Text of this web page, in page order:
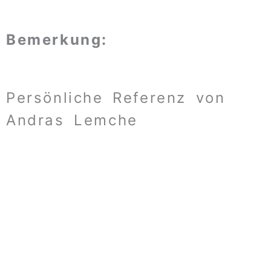
Bemerkung:
Persönliche Referenz von
Andras Lemche